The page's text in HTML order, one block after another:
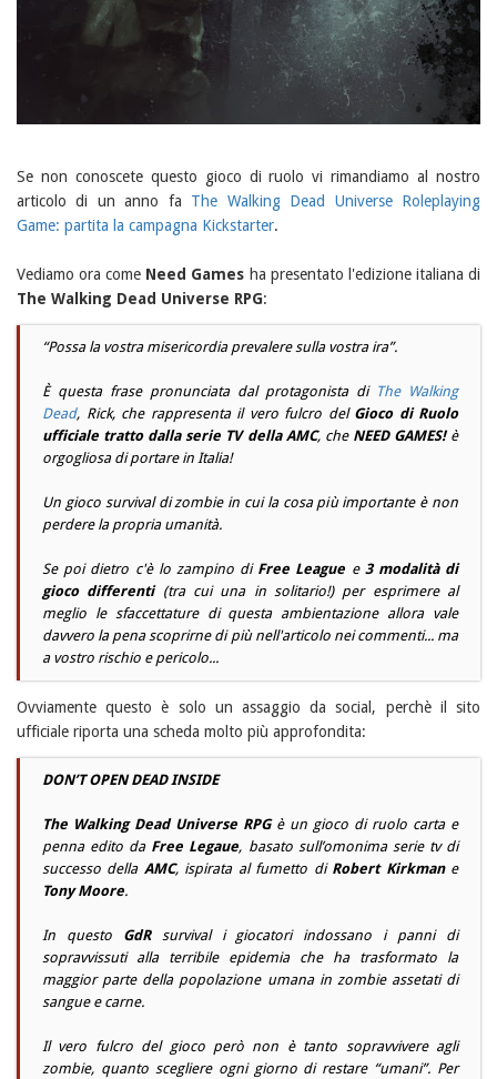
Se non conoscete questo gioco di ruolo vi rimandiamo al nostro
articolo di un anno fa The Walking Dead Universe Roleplaying
Game: partita la campagna Kickstarter.
Vediamo ora come Need Games ha presentato l'edizione italiana di
The Walking Dead Universe RPG:
“Possa la vostra misericordia prevalere sulla vostra ira”.
È questa frase pronunciata dal protagonista di The Walking
Dead, Rick, che rappresenta il vero fulcro del Gioco di Ruolo
ufficiale tratto dalla serie TV della AMC, che NEED GAMES!è
orgogliosa di portare in Italia!
Un gioco survival di zombie in cui la cosa più importante è non
perdere la propria umanità.
Se poi dietro c'è lo zampino di Free League e 3 modalità di
gioco differenti(tra cui una in solitario!) per esprimere al
meglio le sfaccettature di questa ambientazione allora vale
davvero la pena scoprirne di più nell'articolo nei commenti... ma
a vostro rischio e pericolo...
Ovviamente questo è solo un assaggio da social, perchè il sito
ufficiale riporta una scheda molto più approfondita:
DON’T OPEN DEAD INSIDE
The Walking Dead Universe RPGè un gioco di ruolo carta e
penna edito da Free Legaue, basato sull’omonima serie tv di
successo della AMC, ispirata al fumetto di Robert Kirkmane
Tony Moore.
In questo GdRsurvival i giocatori indossano i panni di
sopravvissuti alla terribile epidemia che ha trasformato la
maggior parte della popolazione umana in zombie assetati di
sangue e carne.
Il vero fulcro del gioco però non è tanto sopravvivere agli
zombie, quanto scegliere ogni giorno di restare “umani”. Per